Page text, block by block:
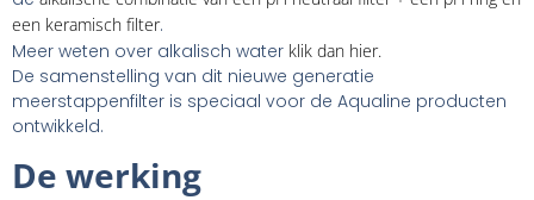
een keramisch filter.
Meer weten over alkalisch water klik dan hier.
De samenstelling van dit nieuwe generatie
meerstappenfilter is speciaal voor de Aqualine producten
ontwikkeld.
De werking